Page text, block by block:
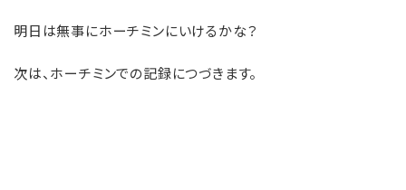
明日は無事にホーチミンにいけるかな？
次は、ホーチミンでの記録につづきます。